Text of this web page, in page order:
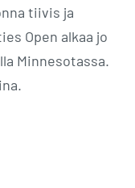
tiivis ja
Open alkaa jo
Minnesotassa.